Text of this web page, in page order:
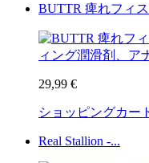
BUTTR 痺れフィ
29,99 €
ショッピングカー
Real Stallion -...